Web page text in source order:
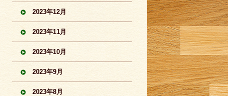
2023年12月
2023年11月
2023年10月
2023年9月
2023年8月